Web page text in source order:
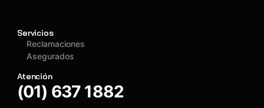
Servicios
Reclamaciones
Asegurados
Atención
(01) 637 1882